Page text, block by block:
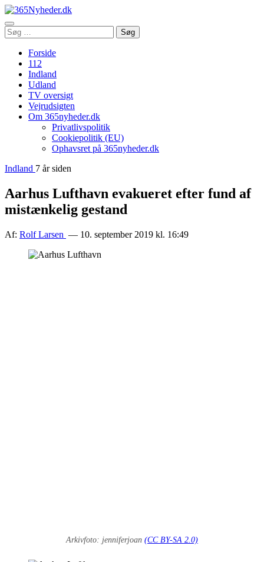
Åbn
menu
Søg
efter:
Søg
Forside
112
Indland
Udland
TV oversigt
Vejrudsigten
Om 365nyheder.dk
Privatlivspolitik
Cookiepolitik (EU)
Ophavsret på 365nyheder.dk
Indland 7 år siden
Aarhus Lufthavn evakueret efter fund af
mistænkelig gestand
Af: Rolf Larsen — 10. september 2019 kl. 16:49
Arkivfoto: jenniferjoan (CC BY-SA 2.0)